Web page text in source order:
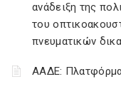
ανάδειξη της
του
πνευματικών
ΑΑΔΕ: Πλατφόρμα